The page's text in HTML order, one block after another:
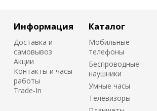
Информация
Доставка и
самовывоз
Акции
Контакты и часы
работы
Trade-In
Каталог
Мобильные
телефоны
Беспроводные
наушники
Умные часы
Телевизоры